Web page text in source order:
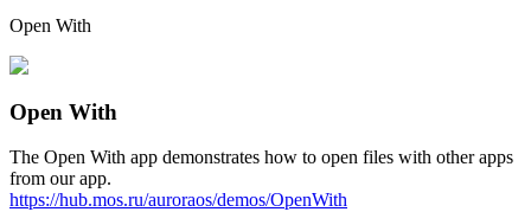
Open With
Open With
The Open With app demonstrates how to open files with other apps
from our app.
https://hub.mos.ru/auroraos/demos/OpenWith